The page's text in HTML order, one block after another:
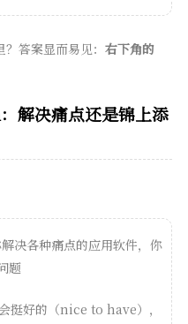
答案显而易见： 右下角的
解决痛点还是锦上添
决各种痛点的应用软件，你
题
挺好的（nice to have），